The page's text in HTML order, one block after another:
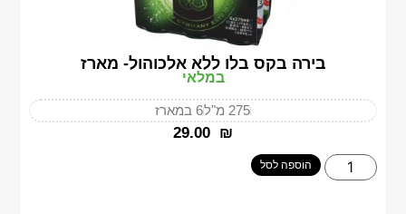
בירה בקס בלו ללא אלכוהול- מארז
במלאי
275 מ"ל 6 במארז
‎29.00 ₪
הוספה לסל